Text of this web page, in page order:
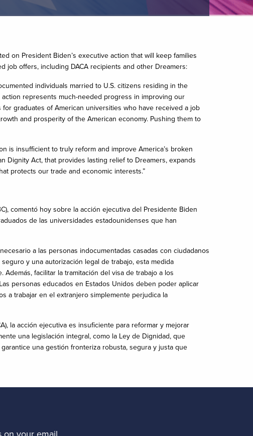
on President Biden’s executive action that will keep families
job offers, including DACA recipients and other Dreamers:
individuals married to U.S. citizens residing in the
represents much-needed progress in improving our
graduates of American universities who have received a job
and prosperity of the American economy. Pushing them to
is insufficient to truly reform and improve America’s broken
Dignity Act, that provides lasting relief to Dreamers, expands
protects our trade and economic interests.”
comentó hoy sobre la acción ejecutiva del Presidente Biden
de las universidades estadounidenses que han
a las personas indocumentadas casadas con ciudadanos
y una autorización legal de trabajo, esta medida
facilitar la tramitación del visa de trabajo a los
personas educados en Estados Unidos deben poder aplicar
a trabajar en el extranjero simplemente perjudica la
la acción ejecutiva es insuficiente para reformar y mejorar
una legislación integral, como la Ley de Dignidad, que
una gestión fronteriza robusta, segura y justa que